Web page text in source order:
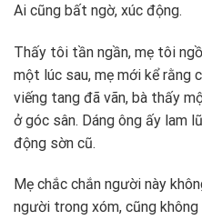
Ai cũng bất ngờ, xúc động.
Thấy tôi tần ngần, mẹ tôi
một lúc sau, mẹ mới kể rằng
viếng tang đã vãn, bà thấy
ở góc sân. Dáng ông ấy lam
động sờn cũ.
Mẹ chắc chắn người này
người trong xóm, cũng